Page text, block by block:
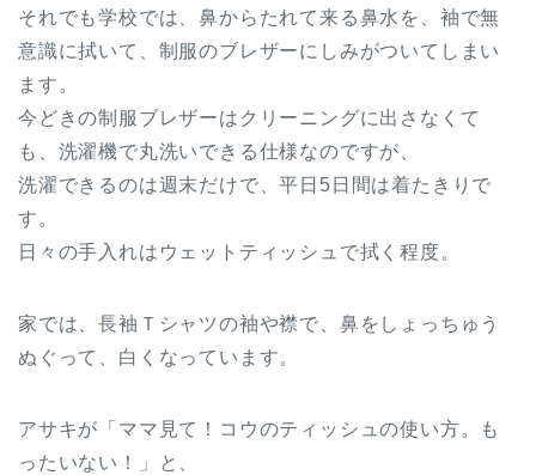
それでも学校では、鼻からたれて来る鼻水を、袖で無
意識に拭いて、制服のブレザーにしみがついてしまい
ます。
今どきの制服ブレザーはクリーニングに出さなくて
も、洗濯機で丸洗いできる仕様なのですが、
洗濯できるのは週末だけで、平日5日間は着たきりで
す。
日々の手入れはウェットティッシュで拭く程度。
家では、長袖Ｔシャツの袖や襟で、鼻をしょっちゅう
ぬぐって、白くなっています。
アサキが「ママ見て！コウのティッシュの使い方。も
ったいない！」と、